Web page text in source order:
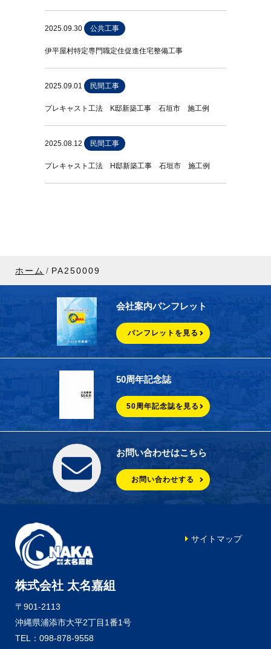
2025.09.30 公共工事
伊平屋村特定専門職定住促進住宅整備工事
2025.09.01 民間工事
プレキャスト工法 K邸新築工事 石垣市 施工例
2025.08.12 民間工事
プレキャスト工法 H邸新築工事 石垣市 施工例
ホーム PA250009
会社案内パンフレット
パンフレットを見る
50周年記念誌
50周年記念誌を見る
お問い合わせはこちら
お問い合わせする
株式会社 太名嘉組
〒901-2113
沖縄県浦添市大平2丁目1番1号
TEL：098-878-9558
サイトマップ